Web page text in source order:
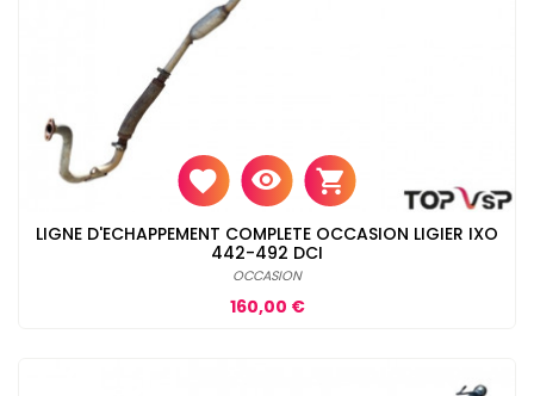
LIGNE D'ECHAPPEMENT COMPLETE OCCASION LIGIER IXO
442-492 DCI
OCCASION
Prix
160,00 €